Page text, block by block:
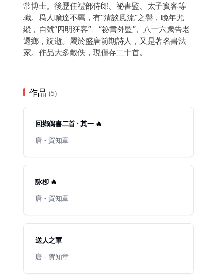
常博士。後歷任禮部侍郎、祕書監、太子賓客等
職。爲人曠達不羈，有“清談風流”之譽，晚年尤
縱，自號“四明狂客”、“祕書外監”。八十六歲告老
還鄉，旋逝。屬於盛唐前期詩人，又是著名書法
家。作品大多散佚，現僅存二十首。
作品 (5)
回鄉偶書二首 · 其一 🔥
唐 - 賀知章
詠柳 🔥
唐 - 賀知章
送人之軍
唐 - 賀知章